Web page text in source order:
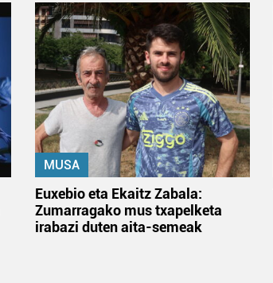
MUSA
Euxebio eta Ekaitz Zabala:
Zumarragako mus txapelketa
irabazi duten aita-semeak